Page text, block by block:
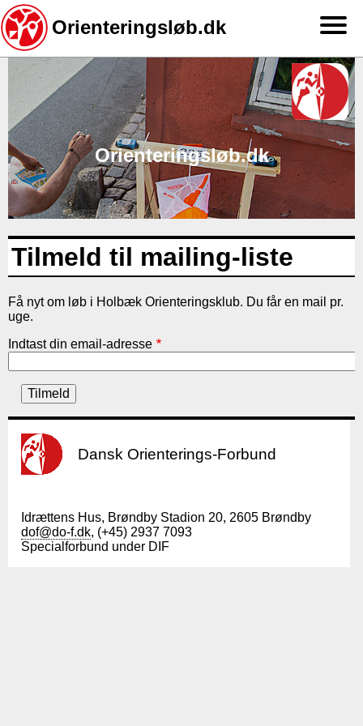
hovedindhold
Orienteringsløb.dk
Orienteringsløb.dk
Tilmeld til mailing-liste
Få nyt om løb i Holbæk Orienteringsklub. Du får en mail pr.
uge.
Indtast din email-adresse
Dansk Orienterings-Forbund
Idrættens Hus, Brøndby Stadion 20, 2605 Brøndby
dof@do-f.dk, (+45) 2937 7093
Specialforbund under DIF